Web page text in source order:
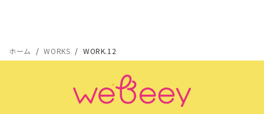
ホーム WORKS WORK.12